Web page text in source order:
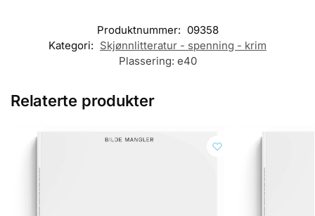
Produktnummer: 09358
Kategori: Skjønnlitteratur - spenning - krim
Plassering: e40
Relaterte produkter